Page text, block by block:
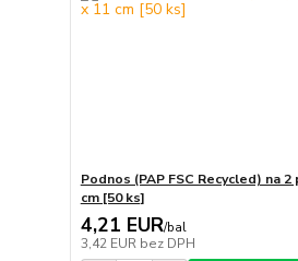
Podnos (PAP FSC Recycled) na 2
cm [50 ks]
4,21 EUR/bal
3,42 EUR bez DPH